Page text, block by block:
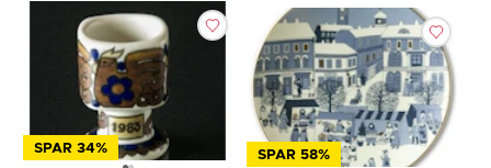
SPAR 34% SPAR 58%